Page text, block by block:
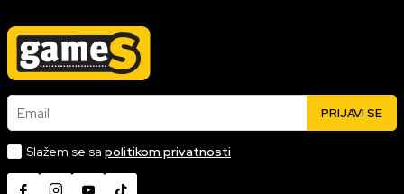
Email PRIJAVI SE
Slažem se sa politikom privatnosti